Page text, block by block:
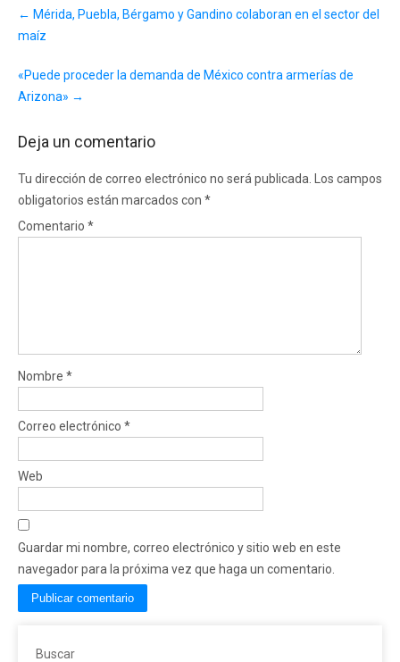
navigation
← Mérida, Puebla, Bérgamo y Gandino colaboran en el sector del
maíz
«Puede proceder la demanda de México contra armerías de
Arizona» →
Deja un comentario
Tu dirección de correo electrónico no será publicada.
Los campos
obligatorios están marcados con *
Comentario *
Nombre *
Correo electrónico *
Web
Guardar mi nombre, correo electrónico y sitio web en este
navegador para la próxima vez que haga un comentario.
Buscar